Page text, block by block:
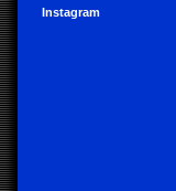
Instagram